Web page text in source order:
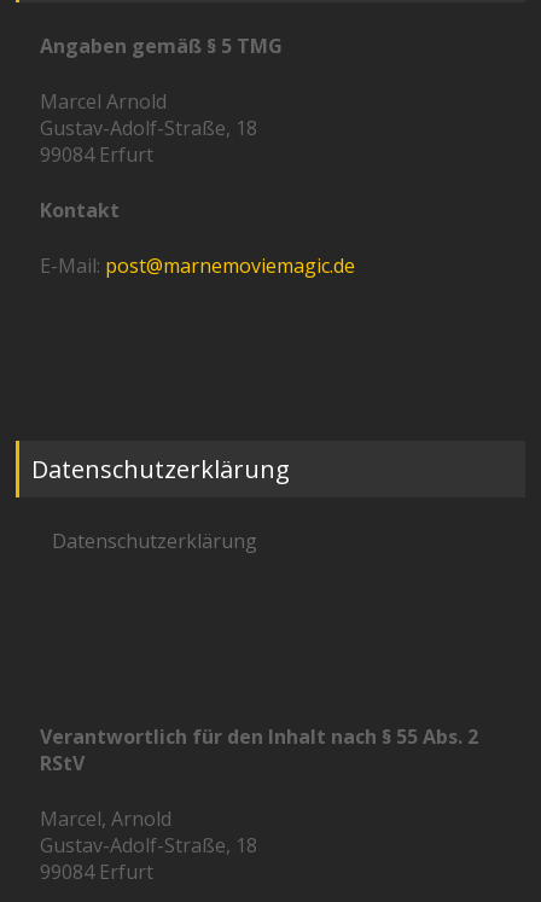
Angaben gemäß § 5 TMG
Marcel Arnold
Gustav-Adolf-Straße, 18
99084 Erfurt
Kontakt
E-Mail: post@marnemoviemagic.de
Datenschutzerklärung
Datenschutzerklärung
Verantwortlich für den Inhalt nach § 55 Abs. 2
RStV
Marcel, Arnold
Gustav-Adolf-Straße, 18
99084 Erfurt